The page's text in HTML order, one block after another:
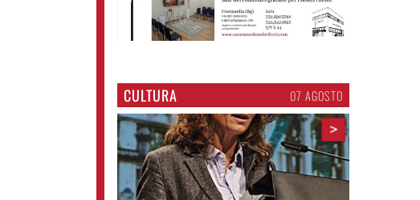
CULTURA 07 AGOSTO
>